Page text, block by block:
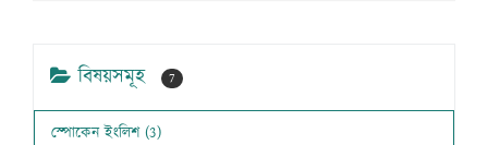
বিষয়সমূহ 7
স্পোকেন ইংলিশ (3)